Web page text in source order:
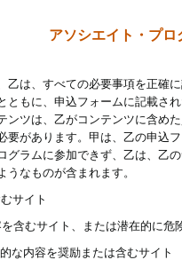
アソシエイト・プ
乙は、すべての必要事項を正確
ともに、申込フォームに記載さ
ンツは、乙がコンテンツに含め
要があります。甲は、乙の申込
グラムに参加できず、乙は、乙
なものが含まれます。
サイト
含むサイト、または潜在的に
な内容を奨励または含むサイト